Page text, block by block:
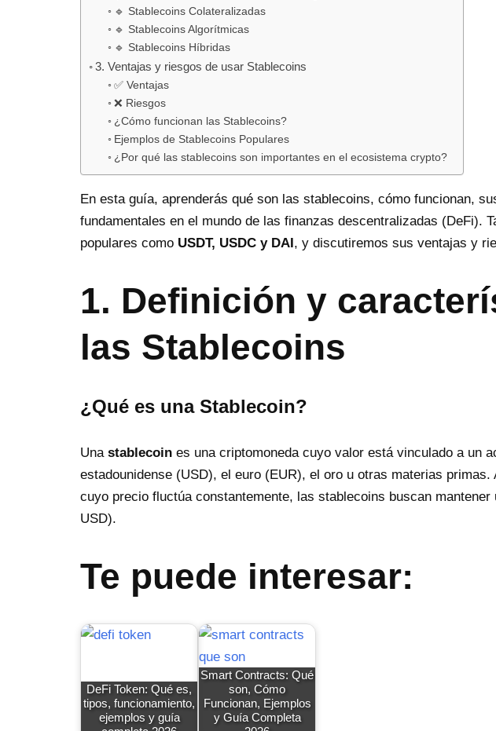
🔹 Stablecoins Colateralizadas
🔹 Stablecoins Algorítmicas
🔹 Stablecoins Híbridas
3. Ventajas y riesgos de usar Stablecoins
✅ Ventajas
❌ Riesgos
¿Cómo funcionan las Stablecoins?
Ejemplos de Stablecoins Populares
¿Por qué las stablecoins son importantes en el ecosistema crypto?
En esta guía, aprenderás qué son las stablecoins, cómo funcionan,
fundamentales en el mundo de las finanzas descentralizadas (DeFi).
populares como USDT, USDC y DAI, y discutiremos sus ventajas y
1. Definición y
las Stablecoins
¿Qué es una Stablecoin?
Una stablecoin es una criptomoneda cuyo valor está vinculado a un
estadounidense (USD), el euro (EUR), el oro u otras materias primas.
cuyo precio fluctúa constantemente, las stablecoins buscan
USD).
Te puede interesar:
DeFi Token: Qué es,
tipos, funcionamiento,
ejemplos y guía
Smart Contracts: Qué
son, Cómo
Funcionan, Ejemplos
y Guía Completa